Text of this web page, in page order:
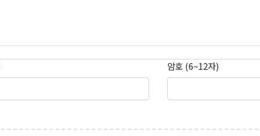
암호 (6~12자)